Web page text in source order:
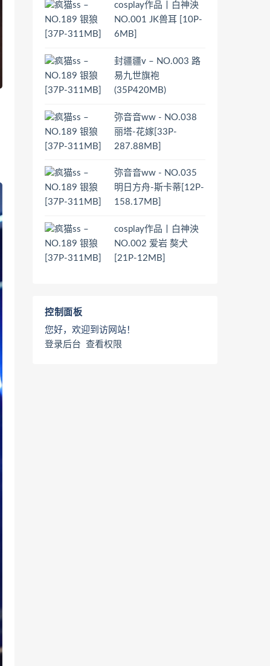
cosplay作品丨白神泱
NO.001 JK兽耳 [10P-
6MB]
封疆疆v – NO.003 路
易九世旗袍
(35P420MB)
弥音音ww - NO.038
丽塔-花嫁[33P-
287.88MB]
弥音音ww - NO.035
明日方舟-斯卡蒂[12P-
158.17MB]
cosplay作品丨白神泱
NO.002 爱岩 獒犬
[21P-12MB]
控制面板
您好，欢迎到访网站！
登录后台 查看权限